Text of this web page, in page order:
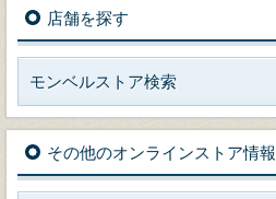
店舗を探す
モンベルストア検索
その他のオンラインストア情報